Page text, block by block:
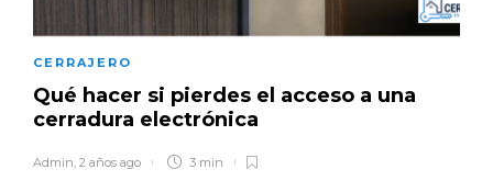
CERRAJERO
Qué hacer si pierdes el acceso a una
cerradura electrónica
Admin 2 años ago 3 min